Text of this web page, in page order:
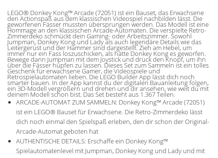
LEGO® Donkey Kong™ Arcade (72051) ist ein Bauset, das Erwachsene
den Actionspaß aus dem klassischen Videospiel nachbilden lässt. Die
geworfenen Fässer mussten übersprungen werden. Das Modell ist eine
Hommage an den klassischen Arcade-Automaten. Die verspielte Retro-
Zimmerdeko schmückt dein Gaming- oder Arbeitszimmer. Sowohl
Jumpman, Donkey Kong und Lady als auch legendäre Details wie das
Leitergerüst und der Hammer sind dargestellt. Zieh am Hebel, um
immer nur ein Fass loszuschicken, als hätte Donkey Kong es geworfen.
Bewege dann Jumpman mit dem Joystick und drück den Knopf, um ihn
über die Fässer hüpfen zu lassen. Dieses Set zum Sammeln ist ein tolles
Geschenk für erwachsene Gamer, die Videospiele und
Retrospielautomaten lieben. Die LEGO Builder App lässt dich noch
smarter bauen. In der App kannst du der digitalen Bauanleitung folgen,
ein 3D-Modell vergrößern und drehen und dir ansehen, wie weit du mit
deinem Modell schon bist. Das Set besteht aus 1.367 Teilen.
ARCADE-AUTOMAT ZUM SAMMELN: Donkey Kong™ Arcade (72051)
ist ein LEGO® Bauset für Erwachsene. Die Retro-Zimmerdeko lässt
dich noch einmal den Spielspaß erleben, den dir schon der Original-
Arcade-Automat geboten hat
AUTHENTISCHE DETAILS: Erschaffe ein Donkey Kong™
Spielautomatenlevel mit Jumpman, Donkey Kong und Lady und mit